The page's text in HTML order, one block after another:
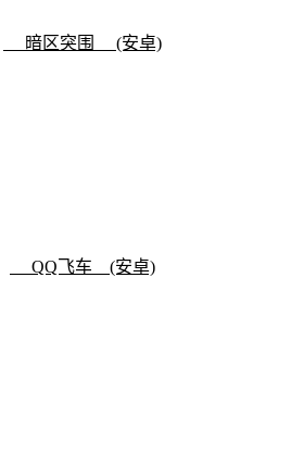
暗区突围 (安卓)
QQ飞车 (安卓)